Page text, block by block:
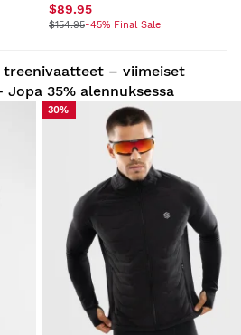
$89.95
$154.95-45% Final Sale
– viimeiset
35% alennuksessa
30%